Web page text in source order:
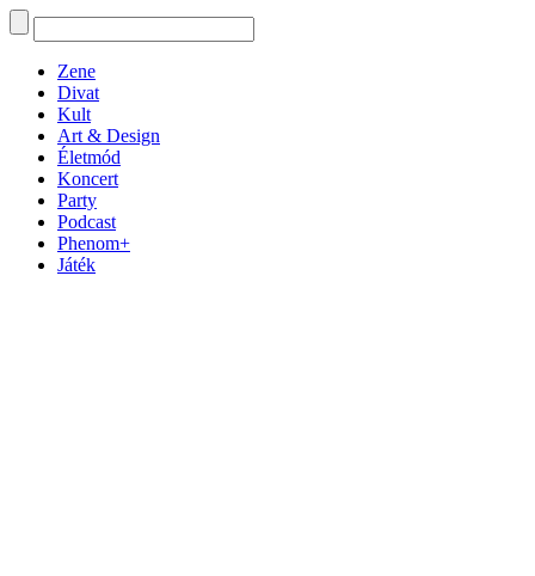
Zene
Divat
Kult
Art & Design
Életmód
Koncert
Party
Podcast
Phenom+
Játék